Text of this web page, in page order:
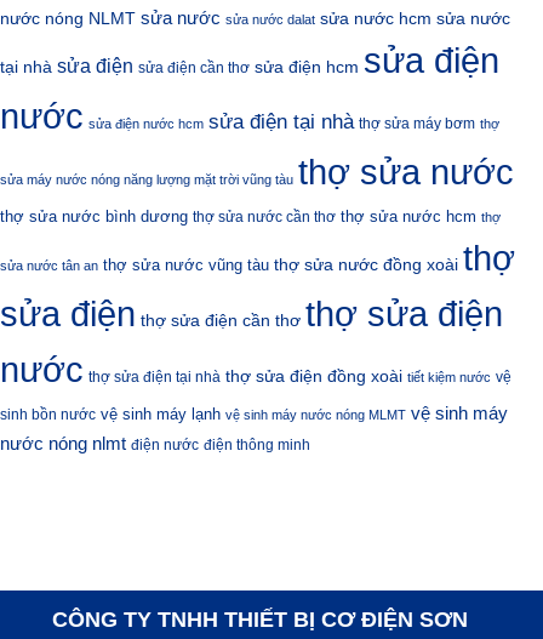
nước nóng NLMT sửa nước sửa nước dalat sửa nước hcm sửa nước
tại nhà sửa điện sửa điện cần thơ sửa điện hcm sửa điện
nước sửa điện nước hcm sửa điện tại nhà thợ sửa máy bơm thợ
sửa máy nước nóng năng lượng mặt trời vũng tàu thợ sửa nước
thợ sửa nước bình dương thợ sửa nước cần thơ thợ sửa nước hcm thợ
sửa nước tân an thợ sửa nước vũng tàu thợ sửa nước đồng xoài thợ
sửa điện thợ sửa điện cần thơ thợ sửa điện
nước thợ sửa điện tại nhà thợ sửa điện đồng xoài tiết kiệm nước vệ
sinh bồn nước vệ sinh máy lạnh vệ sinh máy nước nóng MLMT vệ sinh máy
nước nóng nlmt điện nước điện thông minh
CÔNG TY TNHH THIẾT BỊ CƠ ĐIỆN SƠN